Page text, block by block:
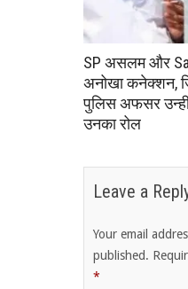
SP असलम और
अनोखा कनेक्शन,
पुलिस अफसर उन्हीं
उनका रोल
Leave a
Your email
published.
*